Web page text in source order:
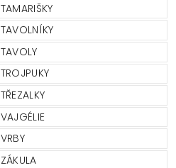
TAMARIŠKY
TAVOLNÍKY
TAVOLY
TROJPUKY
TŘEZALKY
VAJGÉLIE
VRBY
ZÁKULA